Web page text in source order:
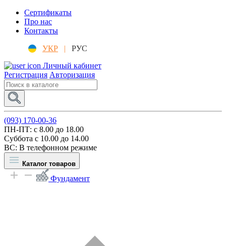
Сертификаты
Про нас
Контакты
УКР |
РУС
Личный кабинет
Регистрация Авторизация
(093) 170-00-36
ПН-ПТ: c 8.00 до 18.00
Суббота с 10.00 до 14.00
ВС: В телефонном режиме
Каталог товаров
Фундамент